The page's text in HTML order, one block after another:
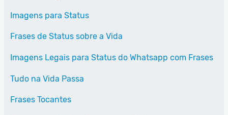
Imagens para Status
Frases de Status sobre a Vida
Imagens Legais para Status do Whatsapp com Frases
Tudo na Vida Passa
Frases Tocantes